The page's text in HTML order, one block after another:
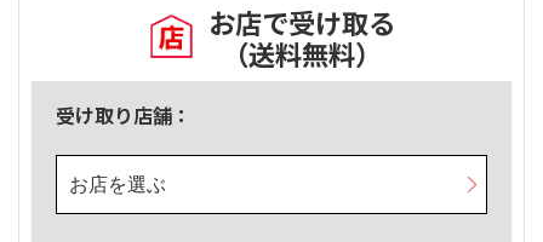
お店で受け取る
（送料無料）
受け取り店舗：
お店を選ぶ